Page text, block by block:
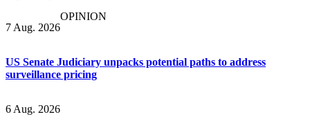
7 Aug. 2026
OPINION
US Senate Judiciary unpacks potential paths to address
surveillance pricing
6 Aug. 2026